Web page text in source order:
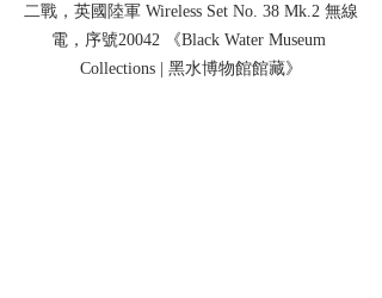
二戰，英國陸軍 Wireless Set No. 38 Mk.2 無線
電，序號20042 《Black Water Museum
Collections | 黑水博物館館藏》